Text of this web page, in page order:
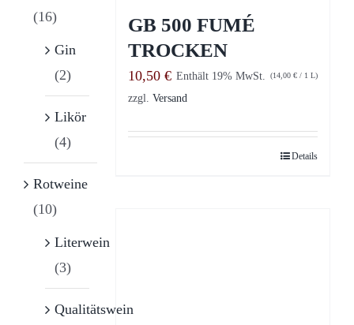
GB 500 FUMÉ
TROCKEN
10,50€ Enthält 19% MwSt. (14,00 € / 1 L)
zzgl.Versand
Details
(16)
Gin
(2)
Likör
(4)
Rotweine
(10)
Literwein
(3)
Qualitätswein